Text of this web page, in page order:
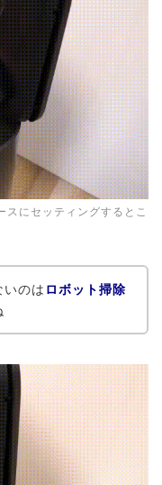
にセッティングするとこ
いのは ロボット掃除